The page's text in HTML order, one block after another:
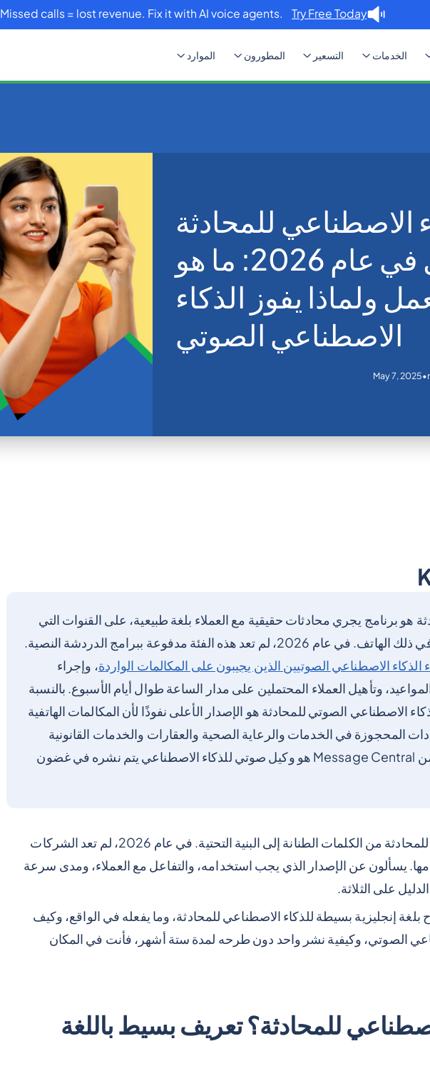
Missed calls = lost revenue. Fix it with AI voice agents.Try Free Today. →
الخدمات التسعير المطورون الموارد
الاصطناعي للمحادثة
للأعمال في عام 2026: ما هو
ولماذا يفوز الذكاء
الاصطناعي الصوتي
•
May 7, 2025
هو برنامج يجري محادثات حقيقية مع العملاء بلغة طبيعية، على القنوات التي
يستخدمونها بالفعل، بما في ذلك الهاتف. في عام 2026، لم تعد هذه الفئة مدفوعة ببرامج الدردشة النصية.
الذكاء الاصطناعي الصوتيين الذين يجيبون على المكالمات الواردة، وإجراء
وتأهيل العملاء المحتملين على مدار الساعة طوال أيام الأسبوع. بالنسبة
الاصطناعي الصوتي للمحادثة هو الإصدار الأعلى نفوذًا لأن المكالمات الهاتفية
المحجوزة في الخدمات والرعاية الصحية والعقارات والخدمات القانونية
والمنزلية. VoiceNow من Message Central هو وكيل صوتي للذكاء الاصطناعي يتم نشره في غضون
لقد انتقل الذكاء الاصطناعي للمحادثة من الكلمات الطنانة إلى البنية التحتية. في عام 2026، لم تعد الشركات
يسألون عن الإصدار الذي يجب استخدامه، والتفاعل مع العملاء، ومدى سرعة
على الثلاثة.
بلغة إنجليزية بسيطة للذكاء الاصطناعي للمحادثة، وما يفعله في الواقع، وكيف
الصوتي، وكيفية نشر واحد دون طرحه لمدة ستة أشهر، فأنت في المكان
للمحادثة؟ تعريف بسيط باللغة